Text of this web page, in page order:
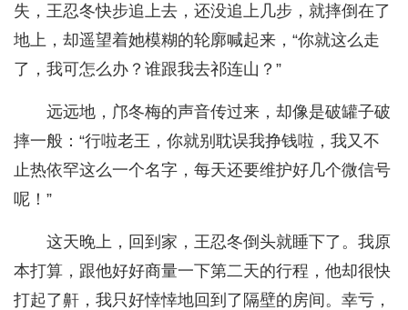
失，王忍冬快步追上去，还没追上几步，就摔倒在了
地上，却遥望着她模糊的轮廓喊起来，“你就这么走
了，我可怎么办？谁跟我去祁连山？”
远远地，邝冬梅的声音传过来，却像是破罐子破
摔一般：“行啦老王，你就别耽误我挣钱啦，我又不
止热依罕这么一个名字，每天还要维护好几个微信号
呢！”
这天晚上，回到家，王忍冬倒头就睡下了。我原
本打算，跟他好好商量一下第二天的行程，他却很快
打起了鼾，我只好悻悻地回到了隔壁的房间。幸亏，